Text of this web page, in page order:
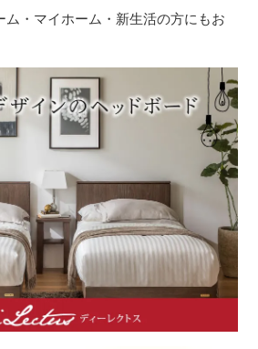
ム・マイホーム・新生活の方にもお